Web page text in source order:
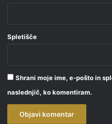
Spletišče
Shrani moje ime, e-pošto in
naslednjič, ko komentiram.